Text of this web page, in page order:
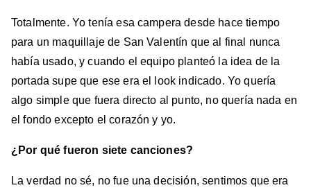
Totalmente. Yo tenía esa campera desde hace tiempo
para un maquillaje de San Valentín que al final nunca
había usado, y cuando el equipo planteó la idea de la
portada supe que ese era el look indicado. Yo quería
algo simple que fuera directo al punto, no quería nada en
el fondo excepto el corazón y yo.
¿Por qué fueron siete canciones?
La verdad no sé, no fue una decisión, sentimos que era